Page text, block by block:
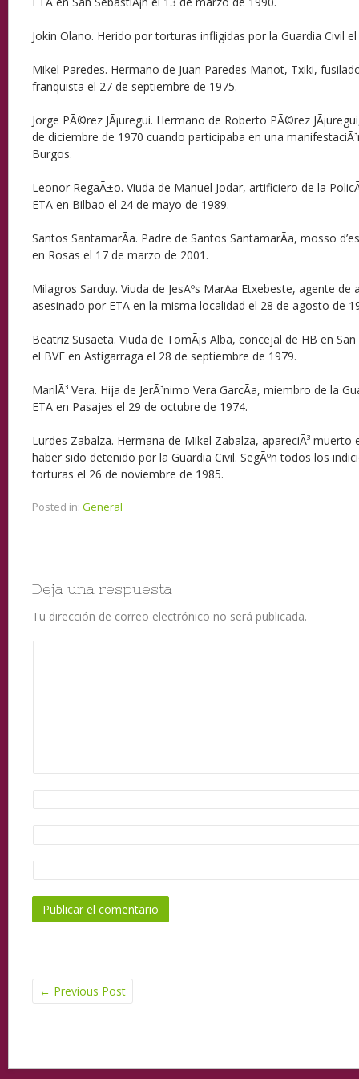
Jokin Olano. Herido por torturas infligidas por la Guardia Civil
Mikel Paredes. Hermano de Juan Paredes Manot, Txiki,
franquista el 27 de septiembre de 1975.
Jorge PÃ©rez JÃ¡uregui. Hermano de Roberto PÃ©rez
de diciembre de 1970 cuando participaba en una
Burgos.
Leonor RegaÃ±o. Viuda de Manuel Jodar, artificiero de la
ETA en Bilbao el 24 de mayo de 1989.
Santos SantamarÃ­a. Padre de Santos SantamarÃ­a, mosso
en Rosas el 17 de marzo de 2001.
Milagros Sarduy. Viuda de JesÃºs MarÃ­a Etxebeste, agente de
asesinado por ETA en la misma localidad el 28 de agosto de
Beatriz Susaeta. Viuda de TomÃ¡s Alba, concejal de HB en
el BVE en Astigarraga el 28 de septiembre de 1979.
MarilÃ³ Vera. Hija de JerÃ³nimo Vera GarcÃ­a, miembro de la
ETA en Pasajes el 29 de octubre de 1974.
Lurdes Zabalza. Hermana de Mikel Zabalza, apareciÃ³ muerto
haber sido detenido por la Guardia Civil. SegÃºn todos los
torturas el 26 de noviembre de 1985.
Posted in: General
Deja una respuesta
Tu dirección de correo electrónico no será publicada.
← Previous Post